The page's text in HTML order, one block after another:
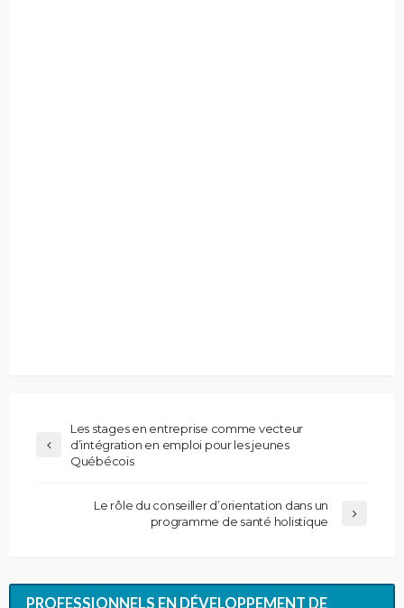
Les stages en entreprise comme vecteur
d’intégration en emploi pour les jeunes
Québécois
Le rôle du conseiller d’orientation dans un
programme de santé holistique
PROFESSIONNELS EN DÉVELOPPEMENT DE